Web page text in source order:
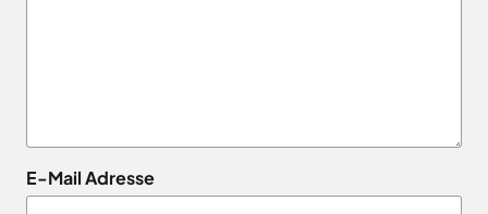
E-Mail Adresse
Wittlager
Land
GmbH
direkt
in
Ihr
Osnabrück
Kontaktaufnahme
zu